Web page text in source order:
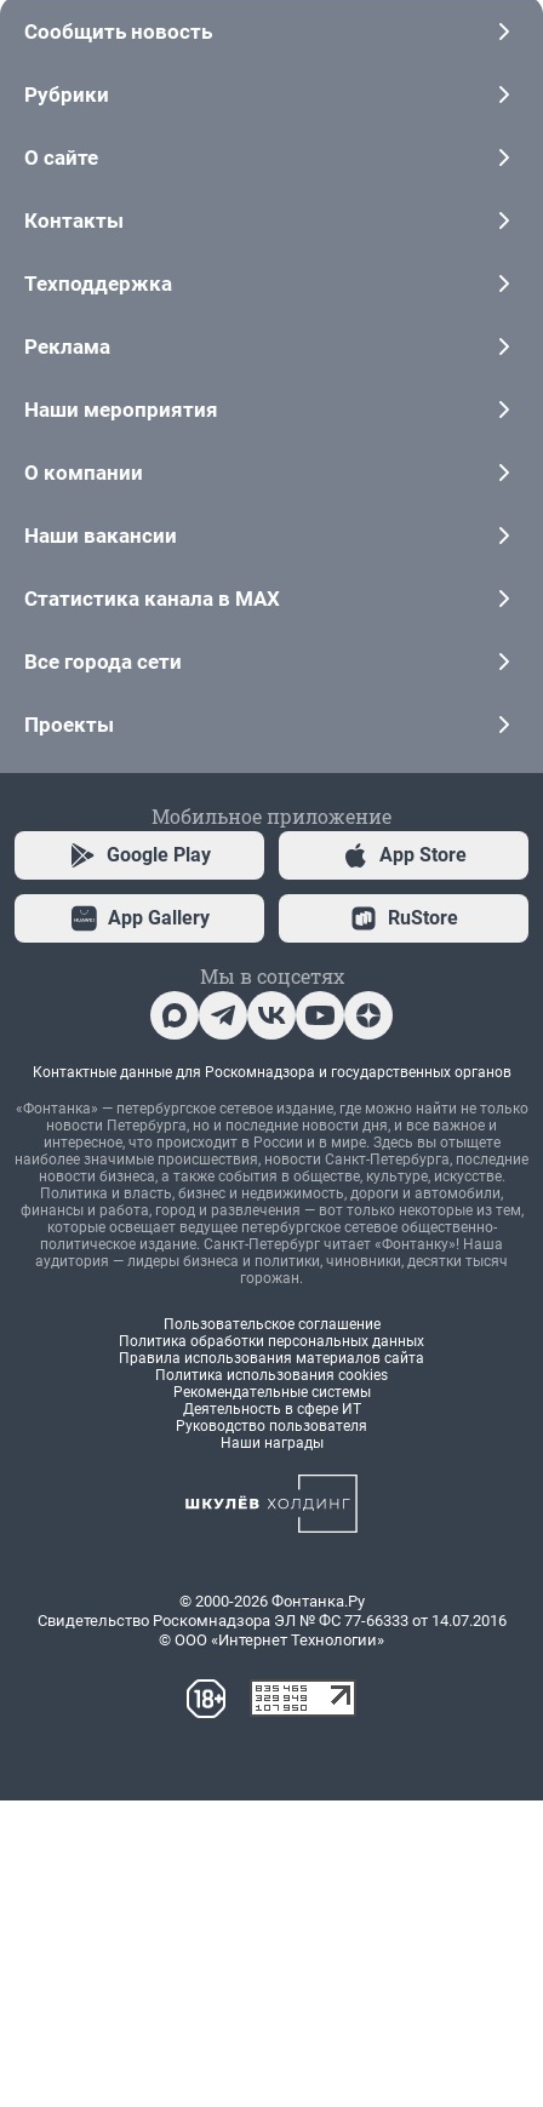
Сообщить новость
Рубрики
О сайте
Контакты
Техподдержка
Реклама
Наши мероприятия
О компании
Наши вакансии
Статистика канала в MAX
Все города сети
Проекты
Мобильное приложение
Google Play App Store
App Gallery RuStore
Мы в соцсетях
Контактные данные для Роскомнадзора и государственных органов
«Фонтанка» — петербургское сетевое издание, где можно найти не только
новости Петербурга, но и последние новости дня, и все важное и
интересное, что происходит в России и в мире. Здесь вы отыщете
наиболее значимые происшествия, новости Санкт-Петербурга, последние
новости бизнеса, а также события в обществе, культуре, искусстве.
Политика и власть, бизнес и недвижимость, дороги и автомобили,
финансы и работа, город и развлечения — вот только некоторые из тем,
которые освещает ведущее петербургское сетевое общественно-
политическое издание. Санкт-Петербург читает «Фонтанку»! Наша
аудитория — лидеры бизнеса и политики, чиновники, десятки тысяч
горожан.
Пользовательское соглашение
Политика обработки персональных данных
Правила использования материалов сайта
Политика использования cookies
Рекомендательные системы
Деятельность в сфере ИТ
Руководство пользователя
Наши награды
© 2000-2026 Фонтанка.Ру
Свидетельство Роскомнадзора ЭЛ № ФС 77-66333 от 14.07.2016
© ООО «Интернет Технологии»